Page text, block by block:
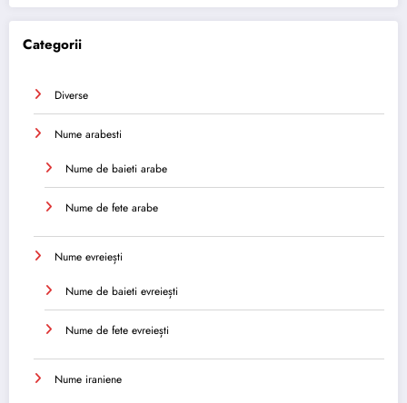
Categorii
Diverse
Nume arabesti
Nume de baieti arabe
Nume de fete arabe
Nume evreiești
Nume de baieti evreiești
Nume de fete evreiești
Nume iraniene